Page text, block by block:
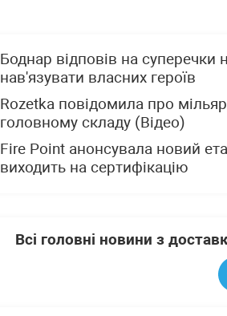
Боднар відповів на
нав'язувати власних героїв
Rozetka повідомила про
головному складу (Відео)
Fire Point анонсувала новий
виходить на сертифікацію
Всі головні новини з